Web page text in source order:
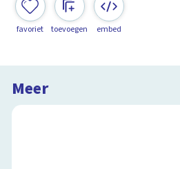
favoriet toevoegen embed
Meer